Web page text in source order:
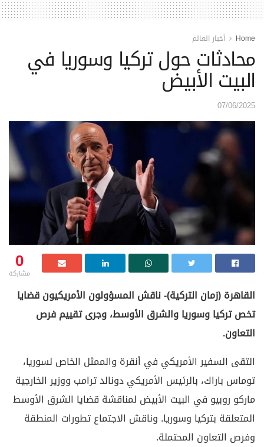
Home أخبار العالم
محادثات حول تركيا وسوريا في
البيت الأبيض
07/06/2025
0
مشاركة
القاهرة (زمان التركية)- ناقش المسؤولون الأمريكيون قضايا
تخص تركيا وسوريا والشرق الأوسط، وجرى تقييم فرص
التعاون.
التقى السفير الأمريكي في أنقرة والممثل الخاص لسوريا،
توماس باراك، بالرئيس الأمريكي دونالد ترامب ووزير الخارجية
ماركو روبيو في البيت الأبيض لمناقشة قضايا الشرق الأوسط
المتعلقة بتركيا وسوريا. وناقش الاجتماع تطورات المنطقة
وفرص التعاون المحتملة.